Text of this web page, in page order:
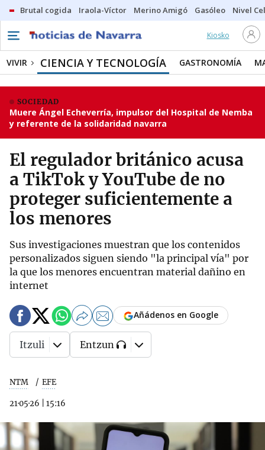
Brutal cogida Iraola-Víctor Merino Amigó Gasóleo Nivel
Kiosko
VIVIR CIENCIA Y TECNOLOGÍA GASTRONOMÍA
SOCIEDAD
Muere Ángel Echeverría, impulsor del Hospital de Nemba
y referente de la solidaridad navarra
El regulador británico acusa
a TikTok y YouTube de no
proteger suficientemente a
los menores
Sus investigaciones muestran que los contenidos
personalizados siguen siendo "la principal vía" por
la que los menores encuentran material dañino en
internet
NTM EFE
21·05·26 15:16
Añádenos en Google
Itzuli Entzun